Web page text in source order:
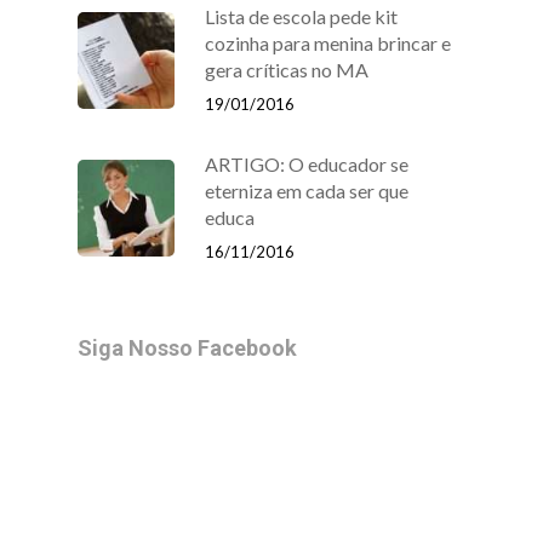
Lista de escola pede kit
cozinha para menina brincar e
gera críticas no MA
19/01/2016
ARTIGO: O educador se
eterniza em cada ser que
educa
16/11/2016
Siga Nosso Facebook